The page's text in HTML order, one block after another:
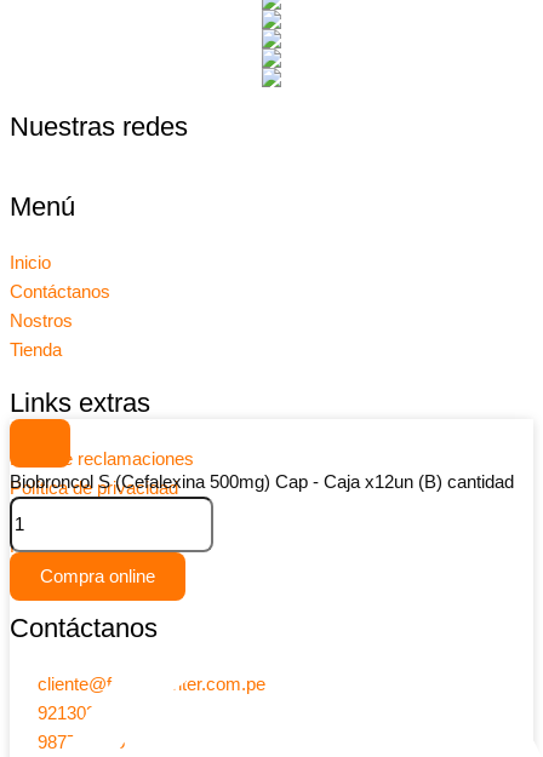
Nuestras redes
Menú
Inicio
Contáctanos
Nostros
Tienda
Links extras
Libro de reclamaciones
Política de privacidad
Cookies
Provehedores
Preguntas frecuentes
Contáctanos
cliente@farmacenter.com.pe
921303052
987741905
Biobroncol S (Cefalexina 500mg) Cap - Caja x12un (B) cantidad
Compra online